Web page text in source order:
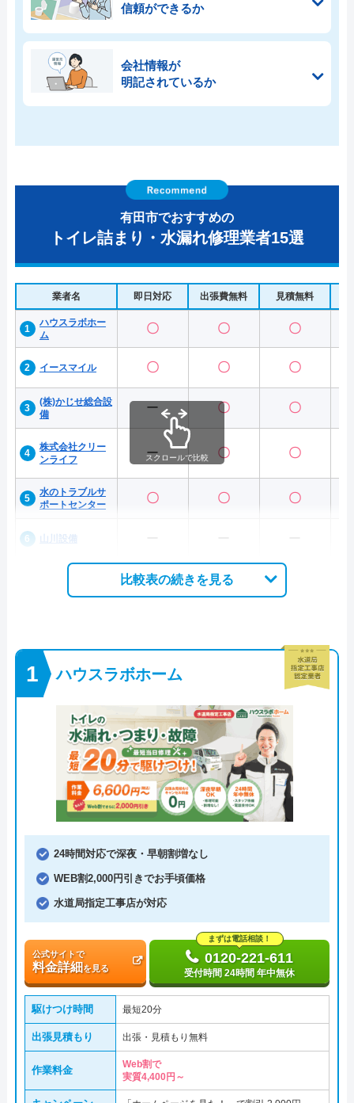
信頼ができるか
会社情報が
明記されているか
有田市でおすすめの
トイレ詰まり・水漏れ修理業者15選
業者名 即日対応 出張費無料 見積無料
ハウスラボホー
ム
〇 〇 〇
イースマイル 〇 〇 〇
(株)かじせ総合設
備
ー 〇 〇
株式会社クリー
ンライフ
ー 〇 〇
水のトラブルサ
ポートセンター
〇 〇 〇
山川設備
スクロールで比較
比較表の続きを見る
ハウスラボホーム
24時間対応で深夜・早朝割増なし
WEB割2,000円引きでお手頃価格
水道局指定工事店が対応
公式サイトで
料金詳細を見る
まずは電話相談！
0120-221-611
受付時間 24時間 年中無休
駆けつけ時間 最短20分
出張見積もり 出張・見積もり無料
作業料金
Web割で
実質4,400円～